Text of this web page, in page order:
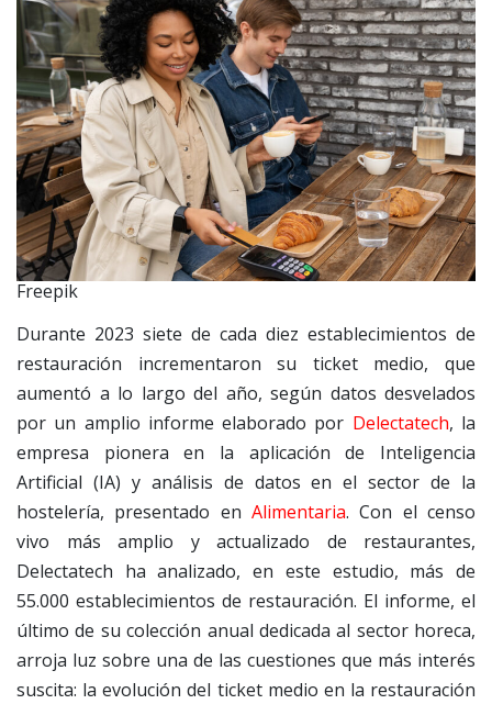
Freepik
Durante 2023 siete de cada diez establecimientos de
restauración incrementaron su ticket medio, que
aumentó a lo largo del año, según datos desvelados
por un amplio informe elaborado por Delectatech, la
empresa pionera en la aplicación de Inteligencia
Artificial (IA) y análisis de datos en el sector de la
hostelería, presentado en Alimentaria. Con el censo
vivo más amplio y actualizado de restaurantes,
Delectatech ha analizado, en este estudio, más de
55.000 establecimientos de restauración. El informe, el
último de su colección anual dedicada al sector horeca,
arroja luz sobre una de las cuestiones que más interés
suscita: la evolución del ticket medio en la restauración